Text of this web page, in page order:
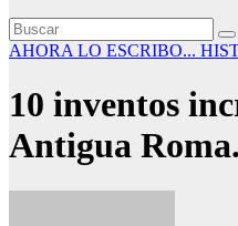
AHORA LO ESCRIBO...
10 inventos
Antigua Roma.